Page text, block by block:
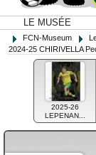
LE MUSÉE
FCN-Museum
2024-25 CHIRIVELLA
2025-26
LEPENAN...